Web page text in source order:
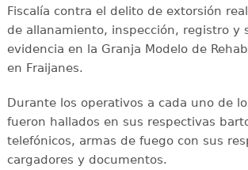
Fiscalía contra el delito de extorsión
de allanamiento, inspección, registro y
evidencia en la Granja Modelo de
en Fraijanes.
Durante los operativos a cada uno de
fueron hallados en sus respectivas
telefónicos, armas de fuego con sus
cargadores y documentos.